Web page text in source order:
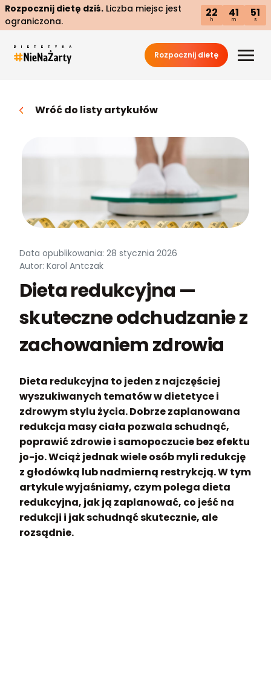
Rozpocznij dietę dziś. Liczba miejsc jest
ograniczona.
22
h
41
m
50
s
Rozpocznij dietę
Wróć do listy artykułów
Data opublikowania: 28 stycznia 2026
Autor: Karol Antczak
Dieta redukcyjna —
skuteczne odchudzanie z
zachowaniem zdrowia
Dieta redukcyjna to jeden z najczęściej
wyszukiwanych tematów w dietetyce i
zdrowym stylu życia. Dobrze zaplanowana
redukcja masy ciała pozwala schudnąć,
poprawić zdrowie i samopoczucie bez efektu
jo-jo. Wciąż jednak wiele osób myli redukcję
z głodówką lub nadmierną restrykcją. W tym
artykule wyjaśniamy, czym polega dieta
redukcyjna, jak ją zaplanować, co jeść na
redukcji i jak schudnąć skutecznie, ale
rozsądnie.